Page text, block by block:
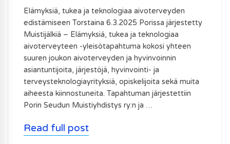
Elämyksiä, tukea ja teknologiaa aivoterveyden
edistämiseen Torstaina 6.3.2025 Porissa järjestetty
Muistijälkiä – Elämyksiä, tukea ja teknologiaa
aivoterveyteen -yleisötapahtuma kokosi yhteen
suuren joukon aivoterveyden ja hyvinvoinnin
asiantuntijoita, järjestöjä, hyvinvointi- ja
terveysteknologiayrityksiä, opiskelijoita sekä muita
aiheesta kiinnostuneita. Tapahtuman järjestettiin
Porin Seudun Muistiyhdistys ry:n ja …
Read full post